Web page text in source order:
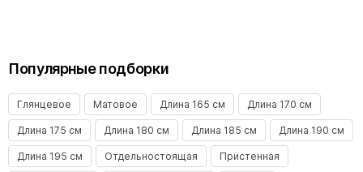
Популярные подборки
Глянцевое Матовое Длина 165 см Длина 170 см
Длина 175 см Длина 180 см Длина 185 см Длина 190 см
Длина 195 см Отдельностоящая Пристенная